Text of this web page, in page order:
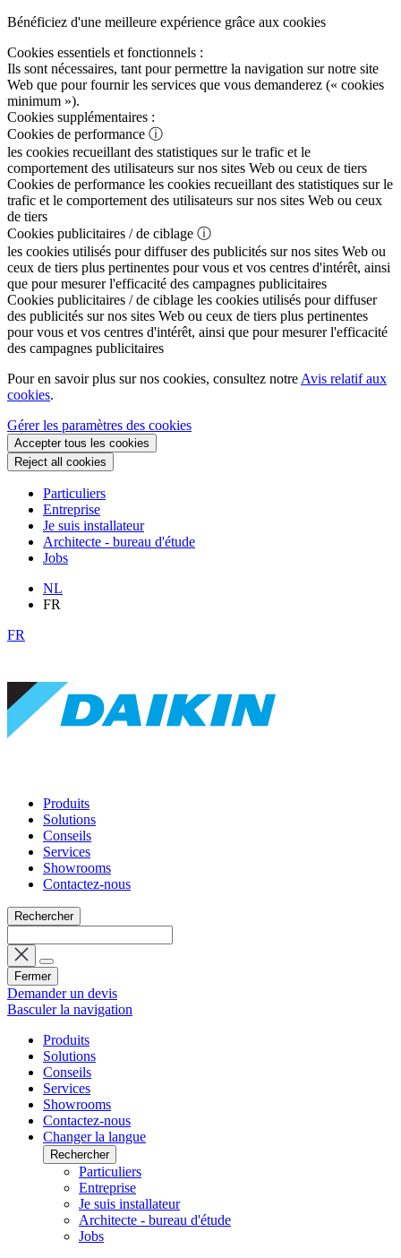
Bénéficiez d'une meilleure expérience grâce aux cookies
Cookies essentiels et fonctionnels :
Ils sont nécessaires, tant pour permettre la navigation sur notre site
Web que pour fournir les services que vous demanderez (« cookies
minimum »).
Cookies supplémentaires :
Cookies de performance ⓘ
les cookies recueillant des statistiques sur le trafic et le
comportement des utilisateurs sur nos sites Web ou ceux de tiers
Cookies de performance les cookies recueillant des statistiques sur le
trafic et le comportement des utilisateurs sur nos sites Web ou ceux
de tiers
Cookies publicitaires / de ciblage ⓘ
les cookies utilisés pour diffuser des publicités sur nos sites Web ou
ceux de tiers plus pertinentes pour vous et vos centres d'intérêt, ainsi
que pour mesurer l'efficacité des campagnes publicitaires
Cookies publicitaires / de ciblage les cookies utilisés pour diffuser
des publicités sur nos sites Web ou ceux de tiers plus pertinentes
pour vous et vos centres d'intérêt, ainsi que pour mesurer l'efficacité
des campagnes publicitaires
Pour en savoir plus sur nos cookies, consultez notre Avis relatif aux
cookies.
Gérer les paramètres des cookies
Accepter tous les cookies
Reject all cookies
Particuliers
Entreprise
Je suis installateur
Architecte - bureau d'étude
Jobs
NL
FR
FR
Produits
Solutions
Conseils
Services
Showrooms
Contactez-nous
Rechercher
Fermer
Demander un devis
Basculer la navigation
Produits
Solutions
Conseils
Services
Showrooms
Contactez-nous
Changer la langue
Rechercher
Particuliers
Entreprise
Je suis installateur
Architecte - bureau d'étude
Jobs